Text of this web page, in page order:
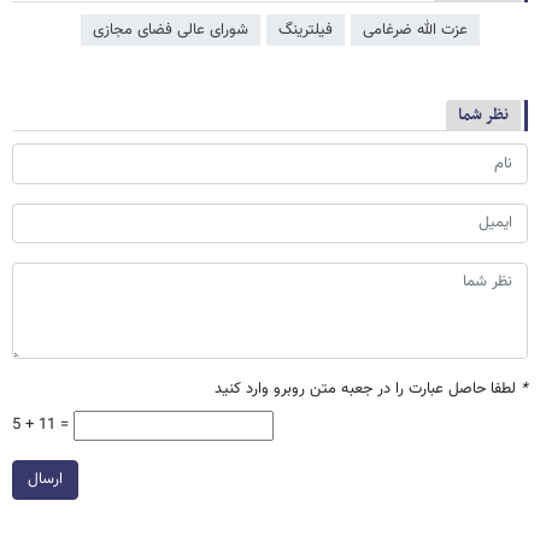
عزت الله ضرغامی فیلترینگ شورای عالی فضای مجازی
نظر شما
* لطفا حاصل عبارت را در جعبه متن روبرو وارد کنید
5 + 11 =
ارسال